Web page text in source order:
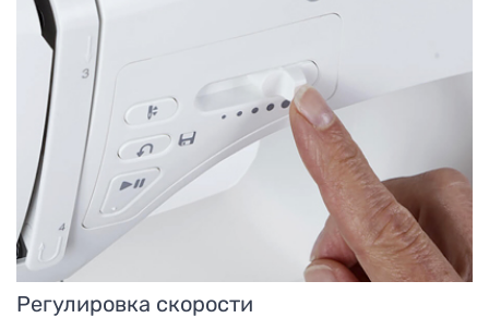
Регулировка скорости